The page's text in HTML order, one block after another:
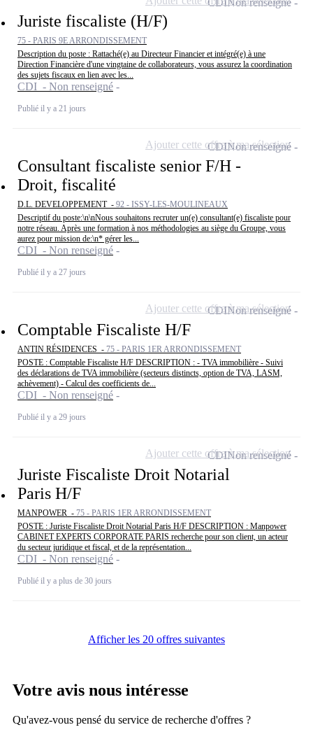
Juriste fiscaliste (H/F)
75 - PARIS 9E ARRONDISSEMENT
Description du poste : Rattaché(e) au Directeur Financier et intégré(e) à une
Direction Financière d'une vingtaine de collaborateurs, vous assurez la coordination
des sujets fiscaux en lien avec les...
CDI - Non renseigné
Publié il y a 21 jours
Consultant fiscaliste senior F/H -
Droit, fiscalité
D.L. DEVELOPPEMENT - 92 - ISSY-LES-MOULINEAUX
Descriptif du poste:\n\nNous souhaitons recruter un(e) consultant(e) fiscaliste pour
notre réseau. Après une formation à nos méthodologies au siège du Groupe, vous
aurez pour mission de:\n* gérer les...
CDI - Non renseigné
Publié il y a 27 jours
CDINon renseigné
Ajouter cette offre à ma sélection
Comptable Fiscaliste H/F
ANTIN RÉSIDENCES - 75 - PARIS 1ER ARRONDISSEMENT
POSTE : Comptable Fiscaliste H/F DESCRIPTION : - TVA immobilière - Suivi
des déclarations de TVA immobilière (secteurs distincts, option de TVA, LASM,
achèvement) - Calcul des coefficients de...
CDI - Non renseigné
Publié il y a 29 jours
CDINon renseigné
Ajouter cette offre à ma sélection
Juriste Fiscaliste Droit Notarial
Paris H/F
MANPOWER - 75 - PARIS 1ER ARRONDISSEMENT
POSTE : Juriste Fiscaliste Droit Notarial Paris H/F DESCRIPTION : Manpower
CABINET EXPERTS CORPORATE PARIS recherche pour son client, un acteur
du secteur juridique et fiscal, et de la représentation...
CDI - Non renseigné
Publié il y a plus de 30 jours
CDINon renseigné
Ajouter cette offre à ma sélection
Afficher les 20 offres suivantes
Votre avis nous intéresse
Qu'avez-vous pensé du service de recherche d'offres ?